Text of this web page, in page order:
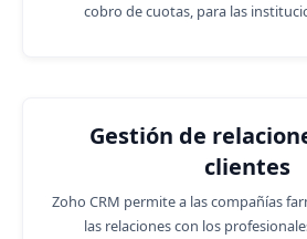
cobro de cuotas, para las
Gestión de
clientes
Zoho CRM permite a las compañías
las relaciones con los